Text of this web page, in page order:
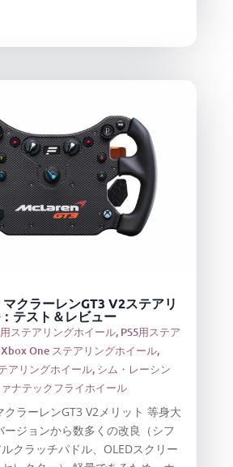
クラーレンGT3 V2ステアリ
テスト＆レビュー
ステアリングホイール, PS5用ステア
Xbox One ステアリングホイール,
アリングホイール, シム・レーシン
ナテックフライホイール
クラーレンGT3 V2メリット 等身大
ジョンから数多くの改良（シフ
クラッチパドル、OLEDスクリー